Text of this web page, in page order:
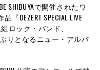
SHIBUYAで開催されたワ
DEZERT SPECIAL LIVE
ロック・バンド、
ぶりとなるニュー・アルバ